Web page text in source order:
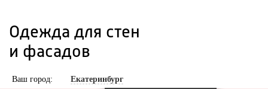
Одежда для стен
и фасадов
Ваш город: Екатеринбург